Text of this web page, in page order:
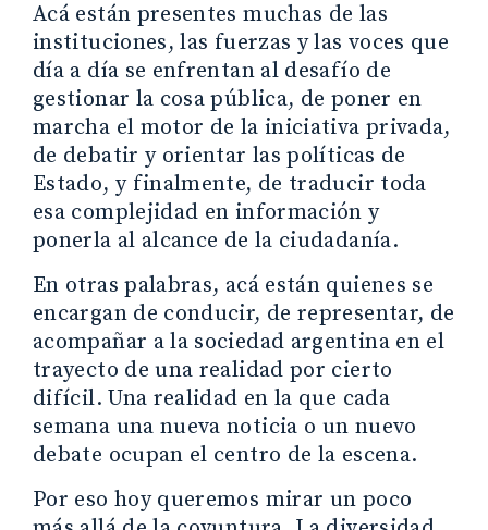
Acá están presentes muchas de las
instituciones, las fuerzas y las voces que
día a día se enfrentan al desafío de
gestionar la cosa pública, de poner en
marcha el motor de la iniciativa privada,
de debatir y orientar las políticas de
Estado, y finalmente, de traducir toda
esa complejidad en información y
ponerla al alcance de la ciudadanía.
En otras palabras, acá están quienes se
encargan de conducir, de representar, de
acompañar a la sociedad argentina en el
trayecto de una realidad por cierto
difícil. Una realidad en la que cada
semana una nueva noticia o un nuevo
debate ocupan el centro de la escena.
Por eso hoy queremos mirar un poco